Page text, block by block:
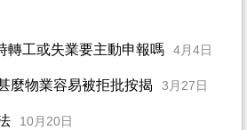
轉工或失業要主動申報嗎 4月4日
麼物業容易被拒批按揭 3月27日
10月20日